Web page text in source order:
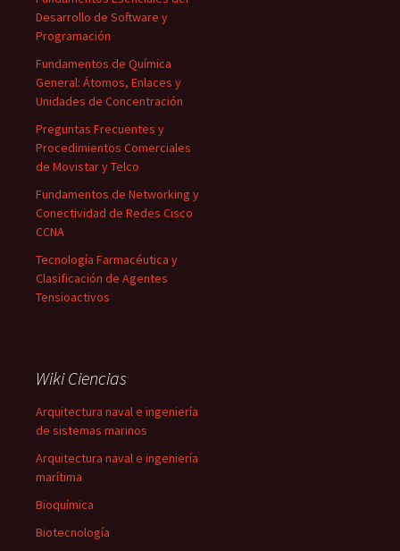
Desarrollo de Software y
Programación
Fundamentos de Química
General: Átomos, Enlaces y
Unidades de Concentración
Preguntas Frecuentes y
Procedimientos Comerciales
de Movistar y Telco
Fundamentos de Networking y
Conectividad de Redes Cisco
CCNA
Tecnología Farmacéutica y
Clasificación de Agentes
Tensioactivos
Wiki Ciencias
Arquitectura naval e ingeniería
de sistemas marinos
Arquitectura naval e ingeniería
marítima
Bioquímica
Biotecnología